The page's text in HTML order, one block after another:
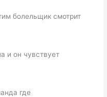
болельщик смотрит
и он чувствует
где